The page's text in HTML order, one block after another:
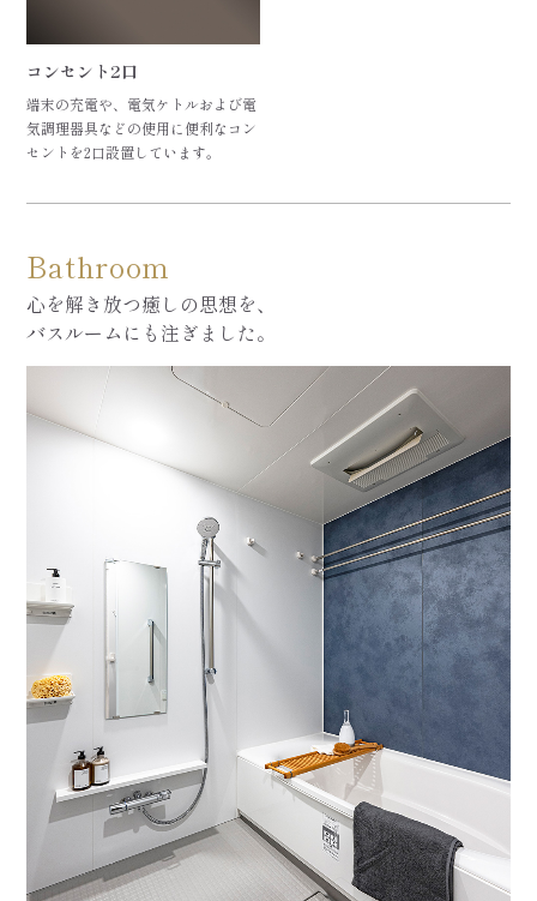
コンセント2口
端末の充電や、電気ケトルおよび電
気調理器具などの使用に便利なコン
セントを2口設置しています。
Bathroom
心を解き放つ癒しの思想を、
バスルームにも注ぎました。